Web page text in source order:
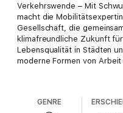
Verkehrswende – Mit
macht die
Gesellschaft, die
klimafreundliche Zukunft
Lebensqualität in Städten
moderne Formen von
GENRE